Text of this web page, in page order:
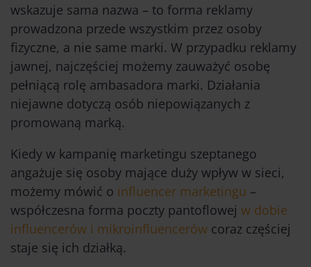
wskazuje sama nazwa – to forma reklamy
prowadzona przede wszystkim przez osoby
fizyczne, a nie same marki. W przypadku reklamy
jawnej, najczęściej możemy zauważyć osobę
pełniącą rolę ambasadora marki. Działania
niejawne dotyczą osób niepowiązanych z
promowaną marką.
Kiedy w kampanię marketingu szeptanego
angażuje się osoby mające duży wpływ w sieci,
możemy mówić o influencer marketingu –
współczesna forma poczty pantoflowej w dobie
influencerów i mikroinfluencerów coraz częściej
staje się ich działką.